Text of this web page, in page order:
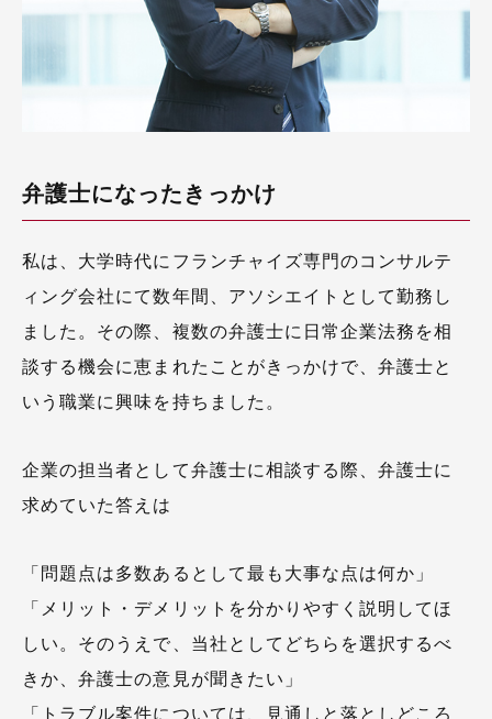
弁護士になったきっかけ
私は、大学時代にフランチャイズ専門のコンサルテ
ィング会社にて数年間、アソシエイトとして勤務し
ました。その際、複数の弁護士に日常企業法務を相
談する機会に恵まれたことがきっかけで、弁護士と
いう職業に興味を持ちました。
企業の担当者として弁護士に相談する際、弁護士に
求めていた答えは
「問題点は多数あるとして最も大事な点は何か」
「メリット・デメリットを分かりやすく説明してほ
しい。そのうえで、当社としてどちらを選択するべ
きか、弁護士の意見が聞きたい」
「トラブル案件については、見通しと落としどころ